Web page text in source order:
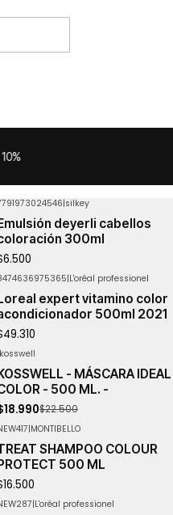
|silkey
deyerli cabellos
300ml
|L'oréal professionel
expert vitamino color
500ml 2021
kosswell
- MÁSCARA IDEAL
- 500 ML. -
$22.500
|MONTIBELLO
SHAMPOO COLOUR
500 ML
|L'oréal professionel